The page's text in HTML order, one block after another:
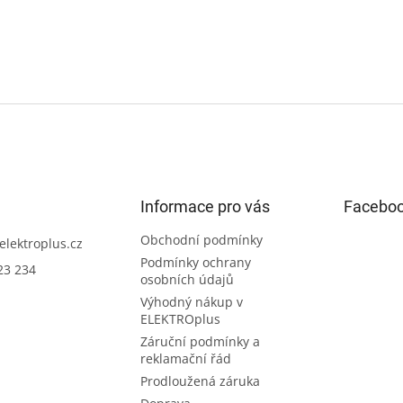
elektroplus.cz
234
Informace pro vás
Obchodní podmínky
Podmínky ochrany
osobních údajů
Výhodný nákup v
ELEKTROplus
Záruční podmínky a
reklamační řád
Prodloužená záruka